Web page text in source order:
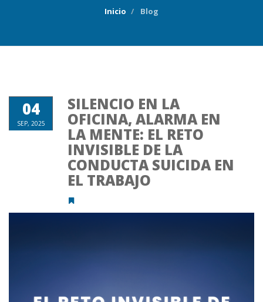
Inicio
Blog
04
SEP, 2025
SILENCIO EN LA
OFICINA, ALARMA EN
LA MENTE: EL RETO
INVISIBLE DE LA
CONDUCTA SUICIDA EN
EL TRABAJO